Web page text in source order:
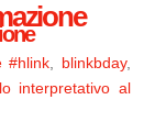
#hlink blinkbday,
interpretativo al